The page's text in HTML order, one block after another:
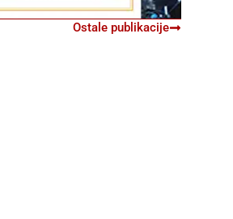
Ostale publikacije